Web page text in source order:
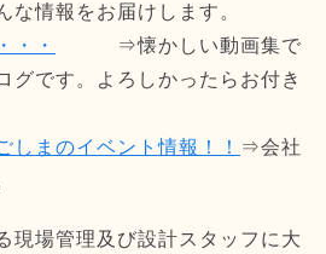
な情報をお届けします。
・・
⇒懐かしい動画集で
グです。よろしかったらお付き
しまのイベント情報！！ ⇒会社
現場管理及び設計スタッフに大